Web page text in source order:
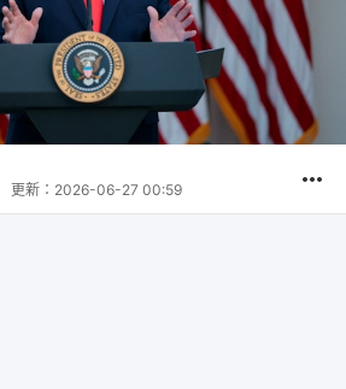
更新： 2026-06-27 00:59